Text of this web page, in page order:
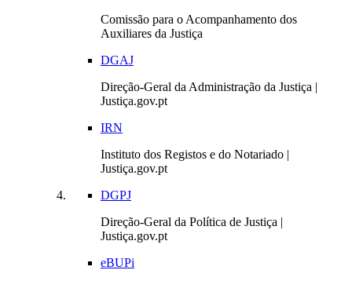
Comissão para o Acompanhamento dos
Auxiliares da Justiça
DGAJ
Direção-Geral da Administração da Justiça |
Justiça.gov.pt
IRN
Instituto dos Registos e do Notariado |
Justiça.gov.pt
DGPJ
Direção-Geral da Política de Justiça |
Justiça.gov.pt
eBUPi